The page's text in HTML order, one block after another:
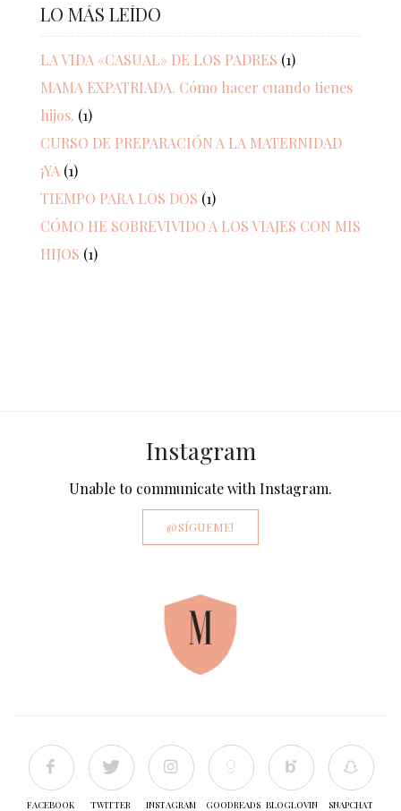
LO MÁS LEÍDO
LA VIDA «CASUAL» DE LOS PADRES (1)
MAMA EXPATRIADA. Cómo hacer cuando tienes
hijos. (1)
CURSO DE PREPARACIÓN A LA MATERNIDAD
¡YA (1)
TIEMPO PARA LOS DOS (1)
CÓMO HE SOBREVIVIDO A LOS VIAJES CON MIS
HIJOS (1)
Instagram
Unable to communicate with Instagram.
@SÍGUEME!
FACEBOOK TWITTER INSTAGRAM GOODREADS BLOGLOVIN SNAPCHAT